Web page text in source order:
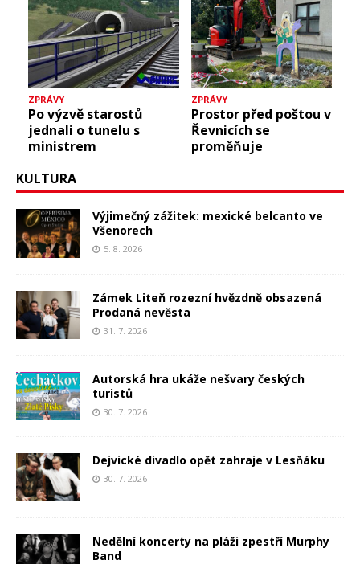
ZPRÁVY
Po výzvě starostů
jednali o tunelu s
ministrem
ZPRÁVY
Prostor před poštou v
Řevnicích se
proměňuje
KULTURA
Výjimečný zážitek: mexické belcanto ve
Všenorech
5. 8. 2026
Zámek Liteň rozezní hvězdně obsazená
Prodaná nevěsta
31. 7. 2026
Autorská hra ukáže nešvary českých
turistů
30. 7. 2026
Dejvické divadlo opět zahraje v Lesňáku
30. 7. 2026
Nedělní koncerty na pláži zpestří Murphy
Band